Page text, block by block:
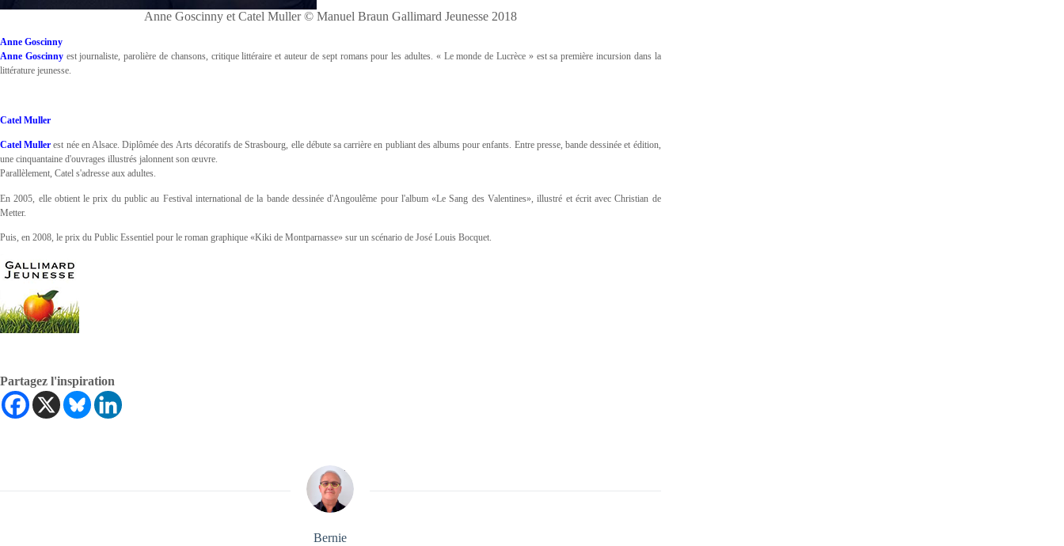
Anne Goscinny et Catel Muller © Manuel Braun Gallimard Jeunesse 2018
Anne Goscinny
Anne Goscinnyest journaliste, parolière de chansons, critique littéraire et auteur de sept romans pour les adultes. « Le monde de Lucrèce » est sa première incursion dans la
littérature jeunesse.
Catel Muller
Catel Muller est née en Alsace. Diplômée des Arts décoratifs de Strasbourg, elle débute sa carrière en publiant des albums pour enfants. Entre presse, bande dessinée et édition,
une cinquantaine d'ouvrages illustrés jalonnent son œuvre.
Parallèlement, Catel s'adresse aux adultes.
En 2005, elle obtient le prix du public au Festival international de la bande dessinée d'Angoulême pour l'album «Le Sang des Valentines», illustré et écrit avec Christian de
Metter.
Puis, en 2008, le prix du Public Essentiel pour le roman graphique «Kiki de Montparnasse» sur un scénario de José Louis Bocquet.
Partagez l'inspiration
Bernie